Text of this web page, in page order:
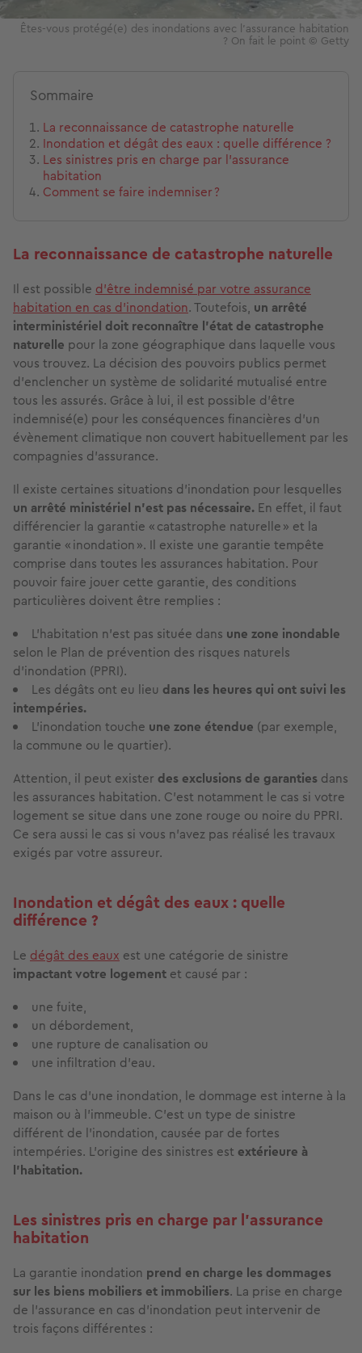
Êtes-vous protégé(e) des inondations avec l'assurance habitation
? On fait le point © Getty
Sommaire
La reconnaissance de catastrophe naturelle
Inondation et dégât des eaux : quelle différence ?
Les sinistres pris en charge par l’assurance
habitation
Comment se faire indemniser ?
La reconnaissance de catastrophe naturelle
Il est possible d’être indemnisé par votre assurance
habitation en cas d’inondation. Toutefois, un arrêté
interministériel doit reconnaître l’état de catastrophe
naturelle pour la zone géographique dans laquelle vous
vous trouvez. La décision des pouvoirs publics permet
d’enclencher un système de solidarité mutualisé entre
tous les assurés. Grâce à lui, il est possible d’être
indemnisé(e) pour les conséquences financières d’un
évènement climatique non couvert habituellement par les
compagnies d’assurance.
Il existe certaines situations d’inondation pour lesquelles
un arrêté ministériel n’est pas nécessaire. En effet, il faut
différencier la garantie « catastrophe naturelle » et la
garantie « inondation ». Il existe une garantie tempête
comprise dans toutes les assurances habitation. Pour
pouvoir faire jouer cette garantie, des conditions
particulières doivent être remplies :
L’habitation n’est pas située dans une zone inondable
selon le Plan de prévention des risques naturels
d’inondation (PPRI).
Les dégâts ont eu lieu dans les heures qui ont suivi les
intempéries.
L’inondation touche une zone étendue (par exemple,
la commune ou le quartier).
Attention, il peut exister des exclusions de garanties dans
les assurances habitation. C’est notamment le cas si votre
logement se situe dans une zone rouge ou noire du PPRI.
Ce sera aussi le cas si vous n’avez pas réalisé les travaux
exigés par votre assureur.
Inondation et dégât des eaux : quelle
différence ?
Le dégât des eaux est une catégorie de sinistre
impactant votre logement et causé par :
une fuite,
un débordement,
une rupture de canalisation ou
une infiltration d’eau.
Dans le cas d'une inondation, le dommage est interne à la
maison ou à l’immeuble. C’est un type de sinistre
différent de l’inondation, causée par de fortes
intempéries. L’origine des sinistres est extérieure à
l’habitation.
Les sinistres pris en charge par l’assurance
habitation
La garantie inondation prend en charge les dommages
sur les biens mobiliers et immobiliers. La prise en charge
de l’assurance en cas d’inondation peut intervenir de
trois façons différentes :